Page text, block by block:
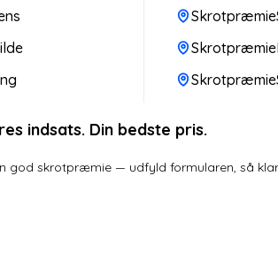
indsats. Din bedste pris.
god skrotpræmie — udfyld formularen, så